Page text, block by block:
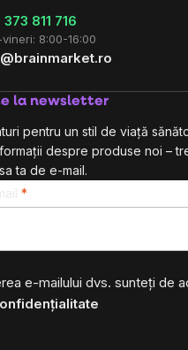
811 716
8:00-16:00
la newsletter
pentru un stil de viață
despre produse noi –
ta de e-mail.
e-mailului dvs. sunteți de